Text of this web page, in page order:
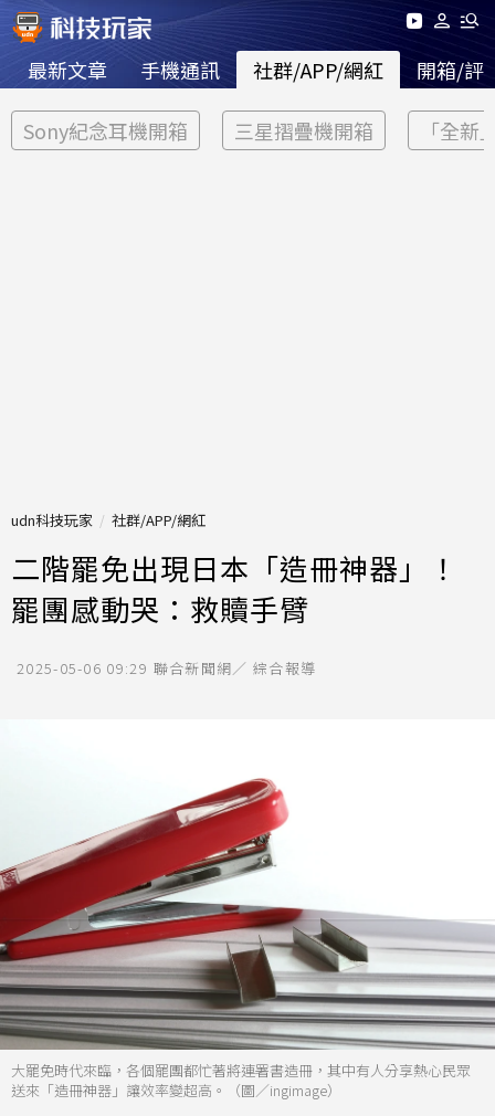
最新文章 手機通訊 社群/APP/網紅 開箱/評
Sony紀念耳機開箱 三星摺疊機開箱 「全新
udn科技玩家 社群/APP/網紅
二階罷免出現日本「造冊神器」！
罷團感動哭：救贖手臂
2025-05-06 09:29 聯合新聞網／ 綜合報導
大罷免時代來臨，各個罷團都忙著將連署書造冊，其中有人分享熱心民眾
送來「造冊神器」讓效率變超高。（圖／ingimage）